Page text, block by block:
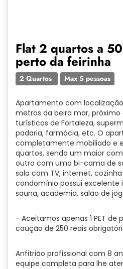
Flat 2 quartos a
perto da feirinha
2 Quartos Max 5 pessoas
Apartamento com
metros da beira mar, próximo
turísticos de Fortaleza,
padaria, farmácia, etc. O
completamente mobiliado e
quartos, sendo um maior
outro com uma bi-cama de
sala com TV, internet,
condomínio possui excelente
sauna, academia, salão de
- Aceitamos apenas 1 PET de
caução de 250 reais
Anfitrião profissional com 8
equipe completa para lhe